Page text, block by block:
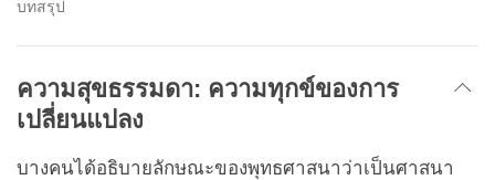
บทสรุป
ความสุขธรรมดา: ความทุกข์ของการ
เปลี่ยนแปลง
บางคนได้อธิบายลักษณะของพุทธศาสนาว่าเป็นศาสนา